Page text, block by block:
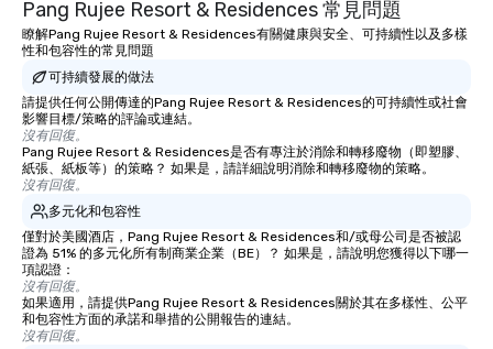
Pang Rujee Resort & Residences 常見問題
瞭解Pang Rujee Resort & Residences有關健康與安全、可持續性以及多樣
性和包容性的常見問題
可持續發展的做法
請提供任何公開傳達的Pang Rujee Resort & Residences的可持續性或社會
影響目標/策略的評論或連結。
沒有回復。
Pang Rujee Resort & Residences是否有專注於消除和轉移廢物（即塑膠、
紙張、紙板等）的策略？ 如果是，請詳細說明消除和轉移廢物的策略。
沒有回復。
多元化和包容性
僅對於美國酒店，Pang Rujee Resort & Residences和/或母公司是否被認
證為 51% 的多元化所有制商業企業（BE）？ 如果是，請說明您獲得以下哪一
項認證：
沒有回復。
如果適用，請提供Pang Rujee Resort & Residences關於其在多樣性、公平
和包容性方面的承諾和舉措的公開報告的連結。
沒有回復。